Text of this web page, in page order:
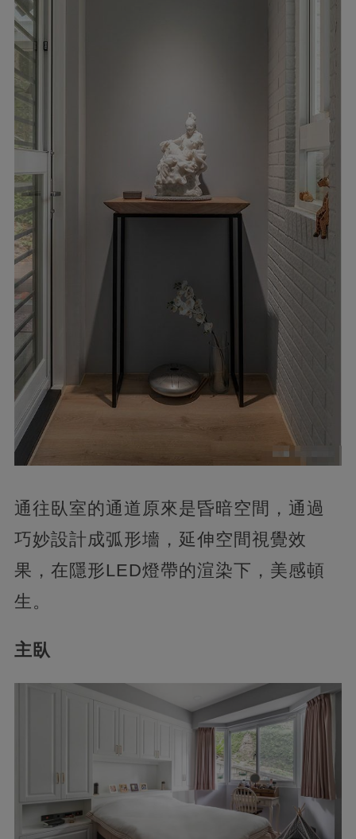
通往臥室的通道原來是昏暗空間，通過
巧妙設計成弧形墻，延伸空間視覺效
果，在隱形LED燈帶的渲染下，美感頓
生。
主臥